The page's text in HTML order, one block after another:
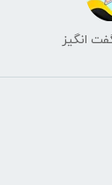
انگیز